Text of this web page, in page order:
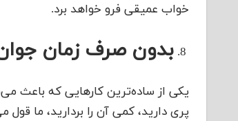
خواب عمیقی فرو خواهد برد.
بدون صرف زمان جوان
یکی از ساده‌ترین کارهایی که باعث
پری دارید، کمی آن را بردارید، ما